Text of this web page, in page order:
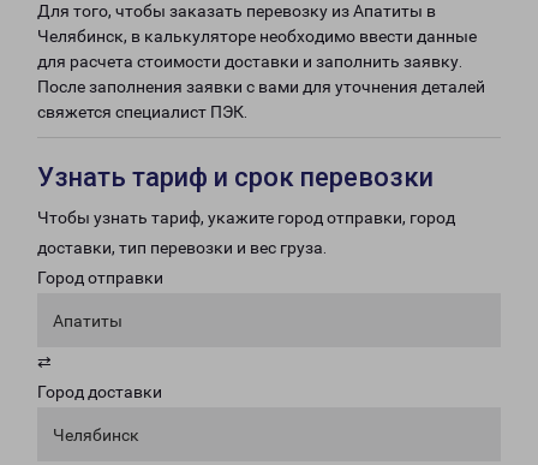
Для того, чтобы заказать перевозку из Апатиты в
Челябинск, в калькуляторе необходимо ввести данные
для расчета стоимости доставки и заполнить заявку.
После заполнения заявки с вами для уточнения деталей
свяжется специалист ПЭК.
Узнать тариф и срок перевозки
Чтобы узнать тариф, укажите город отправки, город
доставки, тип перевозки и вес груза.
Город отправки
Апатиты
⇄
Город доставки
Челябинск